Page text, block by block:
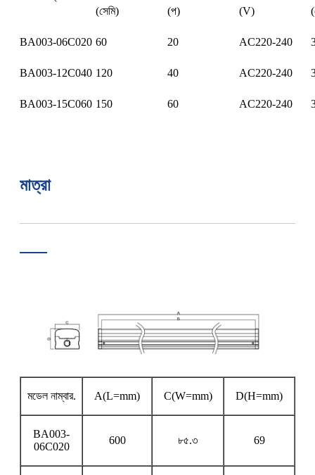
(সেমি)
(প) (V)
BA003-06C020 60 20 AC220-240
BA003-12C040 120 40 AC220-240
BA003-15C060 150 60 AC220-240
মাত্রা
মডেল নাম্বার. A(L=mm) C(W=mm) D(H=mm)
BA003-
06C020
600 ৮৫.৩ 69